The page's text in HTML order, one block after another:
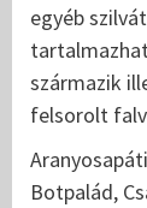
egyéb
származik
felsorolt
Botpalád,